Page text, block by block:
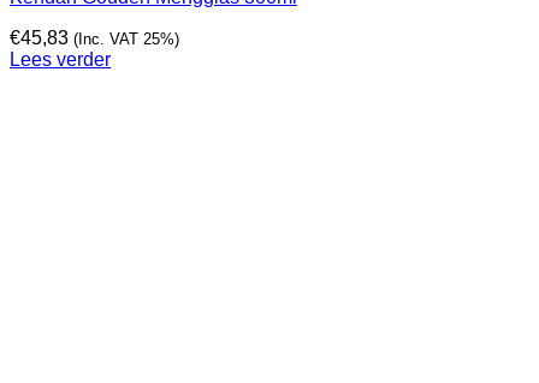
€45,83 (Inc. VAT 25%)
Lees verder